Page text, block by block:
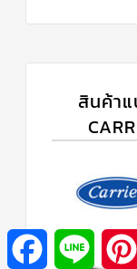
สินค้า
Facebook Line